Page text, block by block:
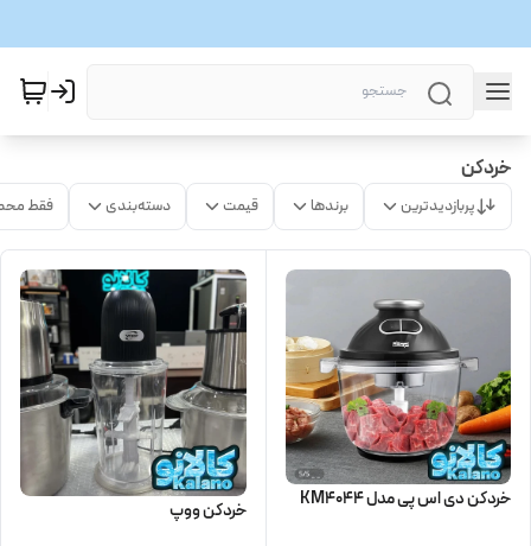
خردکن
پربازدیدترین برندها قیمت دسته‌بندی فقط
خردکن دی اس پی مدل KM4044 خردکن ووپ